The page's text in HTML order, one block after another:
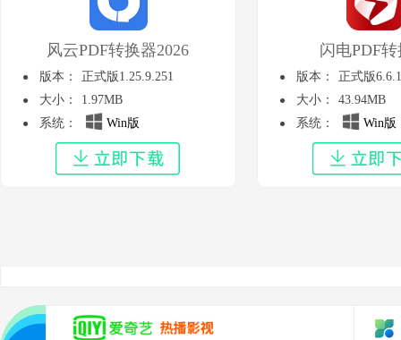
风云PDF转换器2026
版本：
正式版1.25.9.251
大小：
1.97MB
系统：
Win版
闪电PDF
版本：
正式版
大小：
43.94MB
系统：
Win版